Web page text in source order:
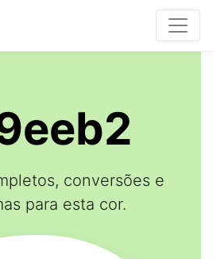
conversões e
para esta cor.